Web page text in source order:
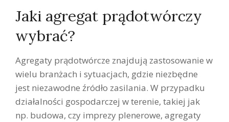
Jaki agregat prądotwórczy
wybrać?
Agregaty prądotwórcze znajdują zastosowanie w
wielu branżach i sytuacjach, gdzie niezbędne
jest niezawodne źródło zasilania. W przypadku
działalności gospodarczej w terenie, takiej jak
np. budowa, czy imprezy plenerowe, agregaty